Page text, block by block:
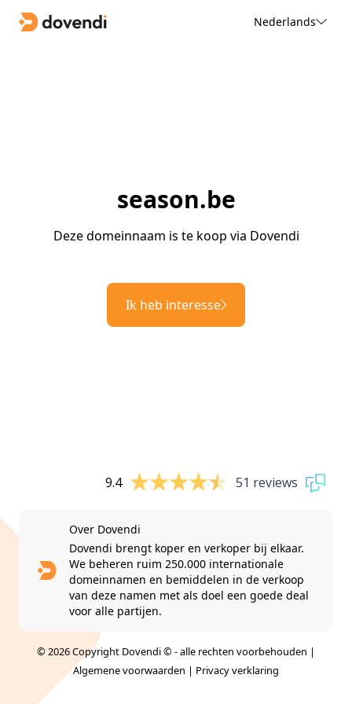
Nederlands
season.be
Deze domeinnaam is te koop via Dovendi
Ik heb interesse
9.4 51 reviews
Over Dovendi
Dovendi brengt koper en verkoper bij elkaar.
We beheren ruim 250.000 internationale
domeinnamen en bemiddelen in de verkoop
van deze namen met als doel een goede deal
voor alle partijen.
© 2026 Copyright Dovendi © - alle rechten voorbehouden |
Algemene voorwaarden | Privacy verklaring